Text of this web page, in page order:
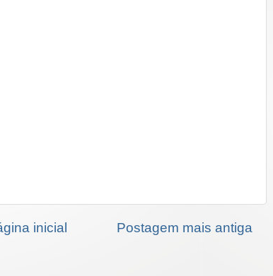
Postagem mais antiga
inicial